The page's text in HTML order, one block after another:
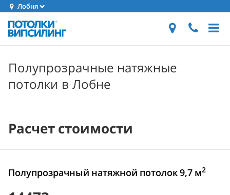
Лобня
Полупрозрачные натяжные
потолки в Лобне
Расчет стоимости
Полупрозрачный натяжной потолок 9,7 м2